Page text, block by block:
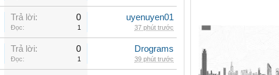
Trả lời: 0
Đọc: 1
uyenuyen01
37 phút trước
Trả lời: 0
Đọc: 1
Drograms
39 phút trước